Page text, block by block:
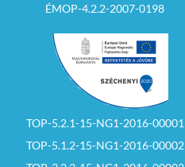
ÉMOP-4.2.2-2007-0198
TOP-5.2.1-15-NG1-2016-00001
TOP-5.1.2-15-NG1-2016-00002